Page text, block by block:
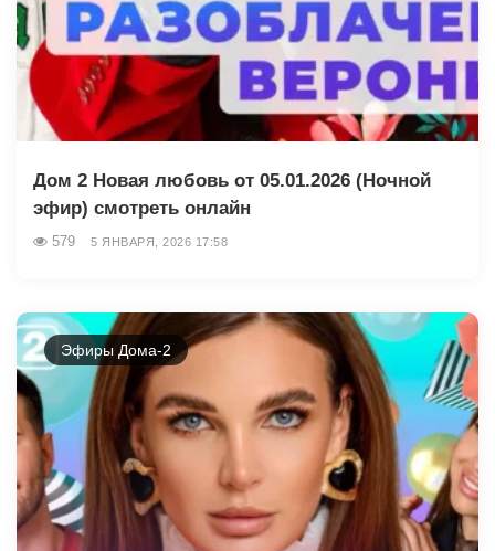
Дом 2 Новая любовь от 05.01.2026 (Ночной
эфир) смотреть онлайн
579 5 ЯНВАРЯ, 2026 17:58
Эфиры Дома-2